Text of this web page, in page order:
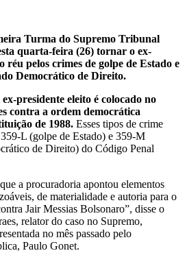
Turma do Supremo Tribunal
quarta-feira (26) tornar o ex-
réu pelos crimes de golpe de Estado e
Democrático de Direito.
presidente eleito é colocado no
contra a ordem democrática
de 1988. Esses tipos de crime
L (golpe de Estado) e 359-M
de Direito) do Código Penal
a procuradoria apontou elementos
de materialidade e autoria para o
Jair Messias Bolsonaro”, disse o
relator do caso no Supremo,
no mês passado pelo
Paulo Gonet.